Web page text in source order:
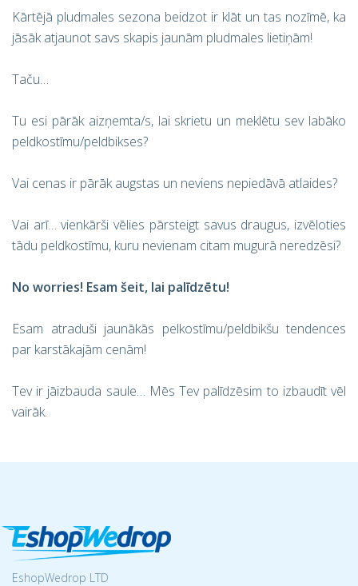
Kārtējā pludmales sezona beidzot ir klāt un tas nozīmē, ka
jāsāk atjaunot savs skapis jaunām pludmales lietiņām!
Taču…
Tu esi pārāk aizņemta/s, lai skrietu un meklētu sev labāko
peldkostīmu/peldbikses?
Vai cenas ir pārāk augstas un neviens nepiedāvā atlaides?
Vai arī… vienkārši vēlies pārsteigt savus draugus, izvēloties
tādu peldkostīmu, kuru nevienam citam mugurā neredzēsi?
No worries! Esam šeit, lai palīdzētu!
Esam atraduši jaunākās pelkostīmu/peldbikšu tendences
par karstākajām cenām!
Tev ir jāizbauda saule… Mēs Tev palīdzēsim to izbaudīt vēl
vairāk.
EshopWedrop LTD